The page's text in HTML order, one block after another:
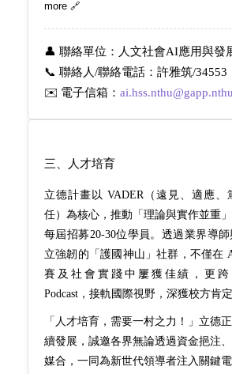
more 🔗
👤 聯絡單位 ： 人文社會AI應用與發
📞 聯絡人/聯絡電話： 許雅筑/34553
✉️ 電子信箱：
三、 人才培育
立德計畫以 VADER（遠見、適應、
任）為核心，推動「理論與實作並重
每屆招募20-30位學員。透過業界導
立強韌的「護國神山」社群，不僅在
賽及社會實踐中屢獲佳績，更
Podcast ，接軌國際視野，深獲校方肯定
「人才培育，需要一村之力！」立德
續發展，誠邀各界無論透過資金挹注
媒合，一同為新世代領導者注入關鍵